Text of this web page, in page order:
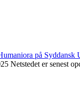
Netstedet er senest